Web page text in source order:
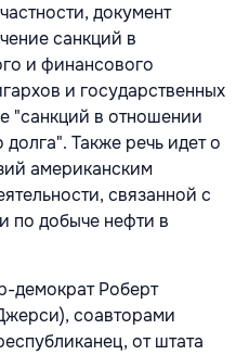
документ
санкций в
и финансового
и государственных
"санкций в отношении
Также речь идет о
американским
связанной с
по добыче нефти в
демократ Роберт
соавторами
от штата